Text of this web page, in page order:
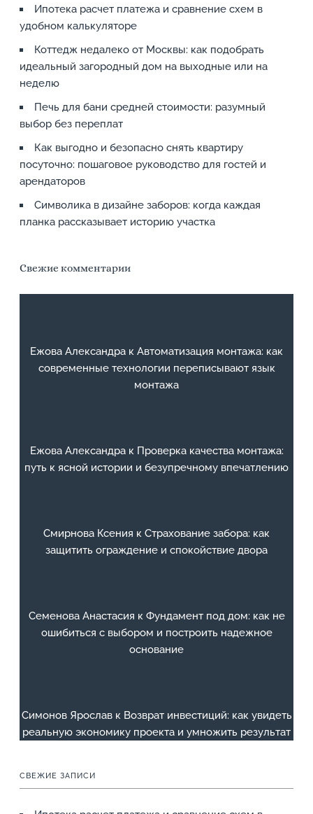
Ипотека расчет платежа и сравнение схем в
удобном калькуляторе
Коттедж недалеко от Москвы: как подобрать
идеальный загородный дом на выходные или на
неделю
Печь для бани средней стоимости: разумный
выбор без переплат
Как выгодно и безопасно снять квартиру
посуточно: пошаговое руководство для гостей и
арендаторов
Символика в дизайне заборов: когда каждая
планка рассказывает историю участка
Свежие комментарии
Ежова Александра к Автоматизация монтажа: как
современные технологии переписывают язык
монтажа
Ежова Александрак Проверка качества монтажа:
путь к ясной истории и безупречному впечатлению
Смирнова Ксения к Страхование забора: как
защитить ограждение и спокойствие двора
Семенова Анастасия к Фундамент под дом: как не
ошибиться с выбором и построить надежное
основание
Симонов Ярославк Возврат инвестиций: как увидеть
реальную экономику проекта и умножить результат
СВЕЖИЕ ЗАПИСИ